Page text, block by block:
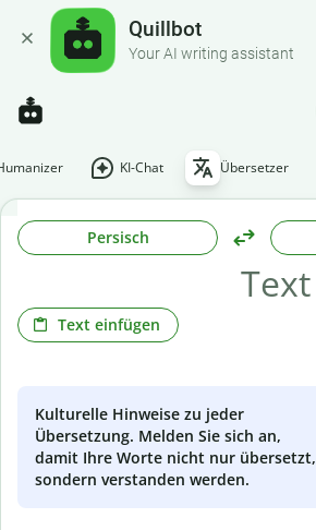
Quillbot
Your AI writing assistant
KI-Chat Übersetzer
Persisch
Text einfügen
Kulturelle Hinweise zu jeder
Übersetzung. Melden Sie sich an,
damit Ihre Worte nicht nur übersetzt,
sondern verstanden werden.